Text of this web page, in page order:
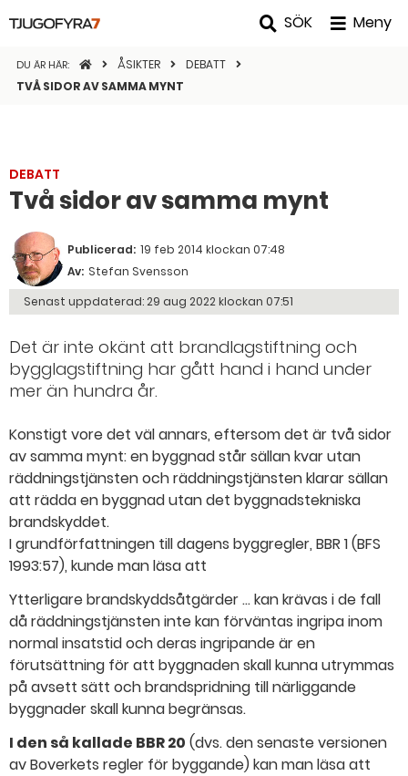
SÖK Meny
DU ÄR HÄR: STARTSIDAN
ÅSIKTER
DEBATT
TVÅ SIDOR AV SAMMA MYNT
DEBATT
Två sidor av samma mynt
Publicerad: 19 feb 2014 klockan 07:48
Av: Stefan Svensson
Senast uppdaterad:29 aug 2022 klockan 07:51
Det är inte okänt att brandlagstiftning och
bygglagstiftning har gått hand i hand under
mer än hundra år.
Konstigt vore det väl annars, eftersom det är två sidor
av samma mynt: en byggnad står sällan kvar utan
räddningstjänsten och räddningstjänsten klarar sällan
att rädda en byggnad utan det byggnadstekniska
brandskyddet.
I grundförfattningen till dagens byggregler, BBR 1 (BFS
1993:57), kunde man läsa att
Ytterligare brandskyddsåtgärder … kan krävas i de fall
då räddningstjänsten inte kan förväntas ingripa inom
normal insatstid och deras ingripande är en
förutsättning för att byggnaden skall kunna utrymmas
på avsett sätt och brandspridning till närliggande
byggnader skall kunna begränsas.
I den så kallade BBR 20 (dvs. den senaste versionen
av Boverkets regler för byggande) kan man läsa att